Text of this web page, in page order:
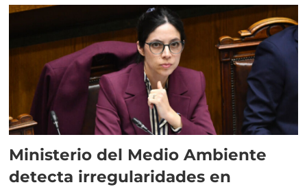
Ministerio del Medio Ambiente
detecta irregularidades en